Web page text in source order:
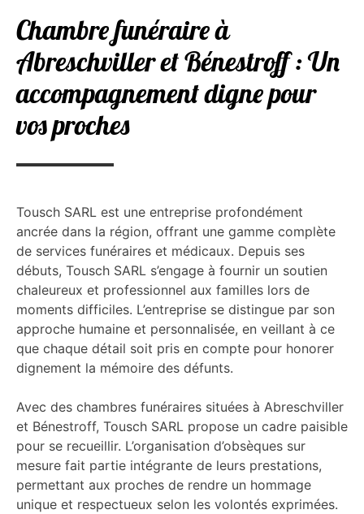
Chambre funéraire à
Abreschviller et Bénestroff : Un
accompagnement digne pour
vos proches
Tousch SARL est une entreprise profondément
ancrée dans la région, offrant une gamme complète
de services funéraires et médicaux. Depuis ses
débuts, Tousch SARL s’engage à fournir un soutien
chaleureux et professionnel aux familles lors de
moments difficiles. L’entreprise se distingue par son
approche humaine et personnalisée, en veillant à ce
que chaque détail soit pris en compte pour honorer
dignement la mémoire des défunts.
Avec des chambres funéraires situées à Abreschviller
et Bénestroff, Tousch SARL propose un cadre paisible
pour se recueillir. L’organisation d’obsèques sur
mesure fait partie intégrante de leurs prestations,
permettant aux proches de rendre un hommage
unique et respectueux selon les volontés exprimées.